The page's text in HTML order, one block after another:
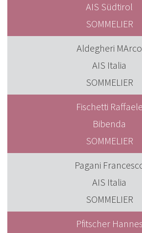
AIS Südtirol
SOMMELIER
Aldegheri MArco
AIS Italia
SOMMELIER
Fischetti Raffaele
Bibenda
SOMMELIER
Pagani
AIS Italia
SOMMELIER
Pfitscher Hannes